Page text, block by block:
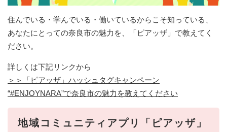
住んでいる・学んでいる・働いているからこそ知っている、
あなたにとっての奈良市の魅力を、「ピアッザ」で教えてく
ださい。
詳しくは下記リンクから
＞＞「ピアッザ」ハッシュタグキャンペーン
“#ENJOYNARA”で奈良市の魅力を教えてください
地域コミュニティアプリ「ピアッザ」